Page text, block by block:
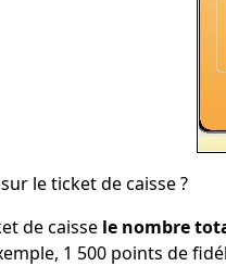
le ticket de caisse ?
de caisse le nombre
1 500 points de